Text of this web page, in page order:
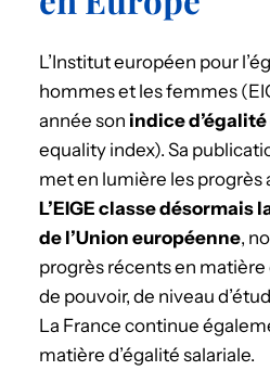
L’Institut européen pour
hommes et les femmes
année son indice
equality index). Sa
met en lumière les progrès
L’EIGE classe désormais
de l’Union européenne,
progrès récents en matière
de pouvoir, de niveau
La France continue
matière d’égalité salariale.